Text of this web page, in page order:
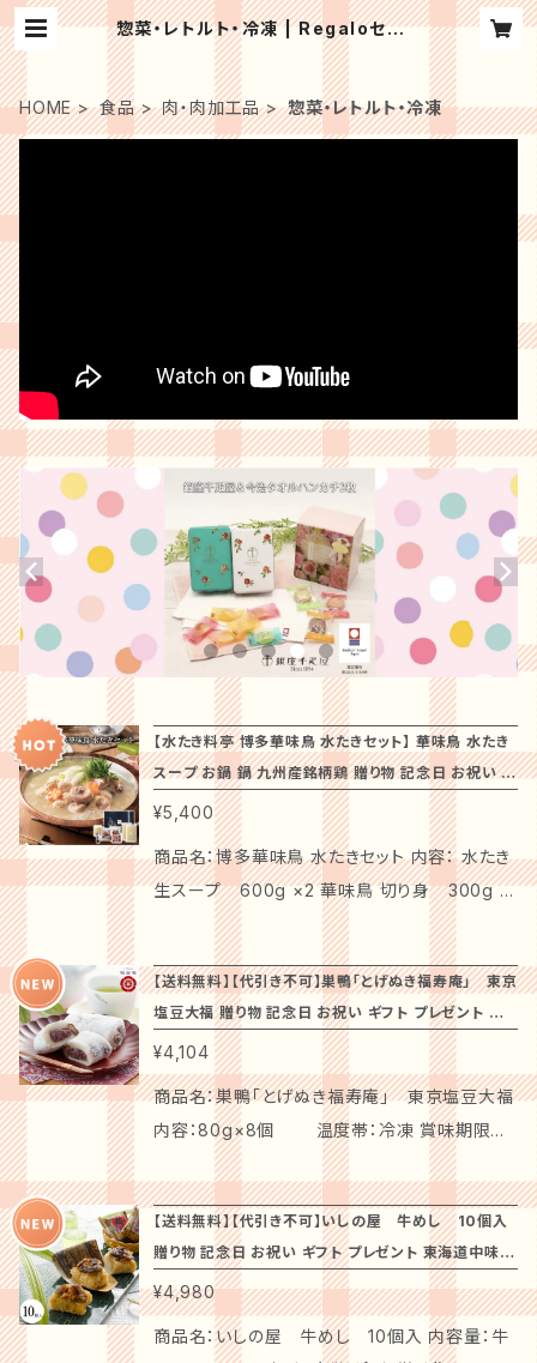
惣菜・レトルト・冷凍 | Regaloセレク
トギフト
HOME 食品 肉・肉加工品 惣菜・レトルト・冷凍
【水たき料亭 博多華味鳥 水たきセット】 華味鳥 水たき
スープ お鍋 鍋 九州産銘柄鶏 贈り物 記念日 お祝い ギ
フト 誕生日 プレゼント 水炊き 冬のあったかグルメ お
¥5,400
商品名：博多華味鳥 水たきセット 内容： 水たき
生スープ 600g ×2 華味鳥 切り身 300g ×
1 華味鳥 ぶつ切り 300g×1 華つくね 200g
×1 博多 ぽん酢 220ml×1 ちゃんぽん麺 150
g×1 温度帯：冷凍 賞味期限：製造より180日 ア
レルゲン：小麦・卵・乳成分・大豆・鶏肉・やまい
も 商品箱サイズ：260×190×140mm 原材料
名： 【水たき生スープ】 チキンスープ (鶏がら
(九州産)、 丸鶏 (九州産))、食塩/調味料(アミノ
酸)、 (一部に鶏肉を含む) 【華味鳥 切り身】 鶏
肉(九州産) 【華味鳥 ぶつ切り】 鶏肉(九州産)
【華つくね】 鶏肉 (九州産)、 全液鶏卵、 やまい
も入り食品素材(馬鈴薯でん粉、やまいも粉末、
デキストリン)、食塩/調味料(アミノ酸)、増粘多
糖類、(一部に卵・鶏肉・やまいもを含む) 【博多
【送料無料】【代引き不可】巣鴨「とげぬき福寿庵」 東京
塩豆大福 贈り物 記念日 お祝い ギフト プレゼント 東
海道中味めぐり
¥4,104
商品名：巣鴨「とげぬき福寿庵」 東京塩豆大福
内容：80g×8個 温度帯：冷凍 賞味期限
(日)：60 原産地：国内 特徴： 「おばあちゃんの
原宿」こと東京・巣鴨の和菓子店「とげぬき福寿
庵」監修。 国産小豆、国産もち米粉を使用し、あ
んこをお餅で巻いた塩豆大福です。夏場のミネラ
ル補給にもどうぞ。 注意事項： ※「代引き」はご
利用いただけません。予めご了承ください。 ※の
【送料無料】【代引き不可】いしの屋 牛めし 10個入
贈り物 記念日 お祝い ギフト プレゼント 東海道中味め
ぐり
¥4,980
商品名：いしの屋 牛めし 10個入 内容量：牛